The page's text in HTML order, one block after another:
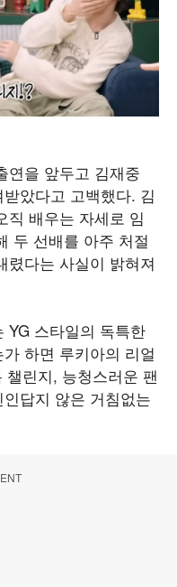
연을 앞두고 김재중
았다고 고백했다. 김
직 배우는 자세로 임
두 선배를 아주 처절
렸다는 사실이 밝혀져
YG 스타일의 독특한
하면 루키아의 리얼
린지, 능청스러운 팬
답지 않은 거침없는